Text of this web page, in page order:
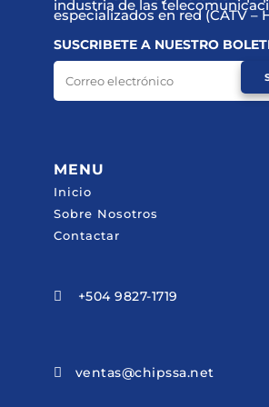
industria de las
especializados en red (CATV –
SUSCRIBETE A NUESTRO
MENU
Inicio
Sobre Nosotros
Contactar
 +504 9827-1719
 ventas@chipssa.net